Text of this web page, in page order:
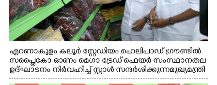
എറണാകുളം കലൂർ സ്റ്റേഡിയം ഹെലിപാഡ് ഗ്രൗണ്ടിൽ
സപ്ളൈകോ ഓണം മെഗാ ട്രേഡ് ഫെയർ സംസ്ഥാനതല
ഉദ്ഘാടനം നിർവഹിച്ച് സ്റ്റാൾ സന്ദർശിക്കുന്ന മുഖ്യമന്ത്രി
വി.ഡി. സതീശൻ. മന്ത്രി അനൂപ് ജേക്കബ് സമീപം